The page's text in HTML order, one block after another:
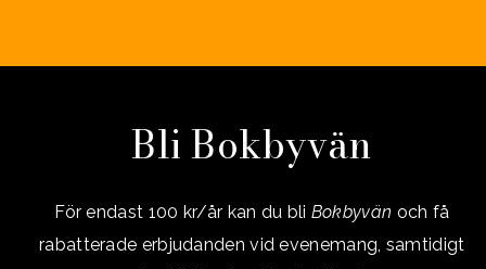
Bli Bokbyvän
För endast 100 kr/år kan du bli Bokbyvän och få
rabatterade erbjudanden vid evenemang, samtidigt